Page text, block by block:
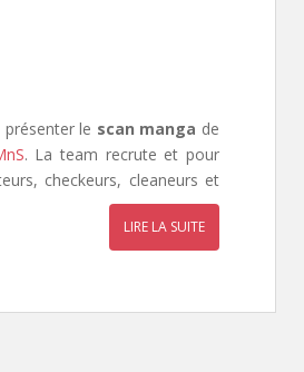
présenter le scan manga de
. La team recrute et pour
checkeurs, cleaneurs et
LIRE LA SUITE